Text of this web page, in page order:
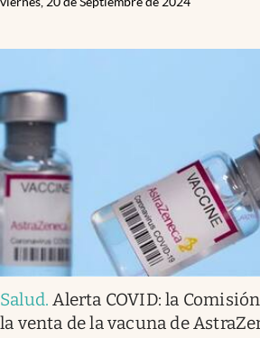
Salud.Alerta COVID: la
la venta de la vacuna de